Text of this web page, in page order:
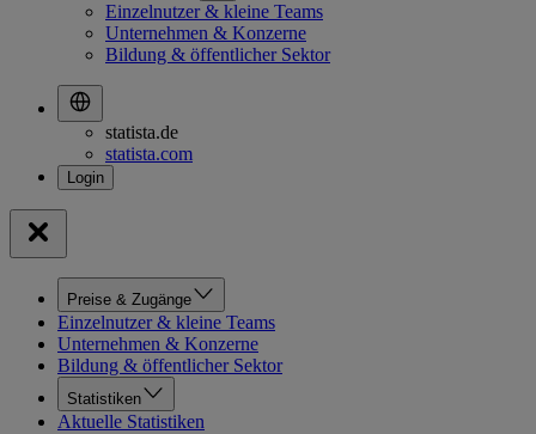
Einzelnutzer & kleine Teams
Unternehmen & Konzerne
Bildung & öffentlicher Sektor
statista.de
statista.com
Preise & Zugänge
Einzelnutzer & kleine Teams
Unternehmen & Konzerne
Bildung & öffentlicher Sektor
Statistiken
Aktuelle Statistiken